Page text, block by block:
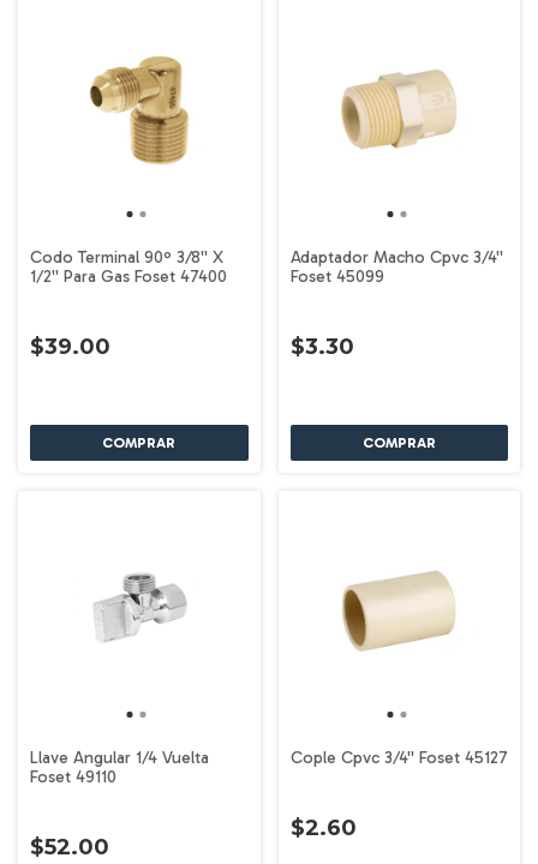
Codo Terminal 90º 3/8'' X
1/2'' Para Gas Foset 47400
$39.00
Adaptador Macho Cpvc 3/4''
Foset 45099
$3.30
Llave Angular 1/4 Vuelta
Foset 49110
$52.00
Cople Cpvc 3/4'' Foset 45127
$2.60